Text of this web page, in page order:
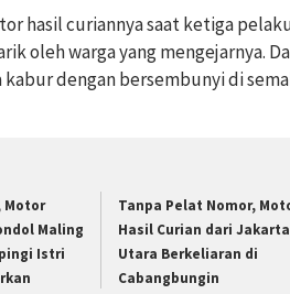
hasil curiannya saat ketiga
oleh warga yang mengejarnya.
dengan bersembunyi di
Motor
Maling
Istri
Tanpa Pelat Nomor,
Hasil Curian dari Jakarta
Utara Berkeliaran di
Cabangbungin